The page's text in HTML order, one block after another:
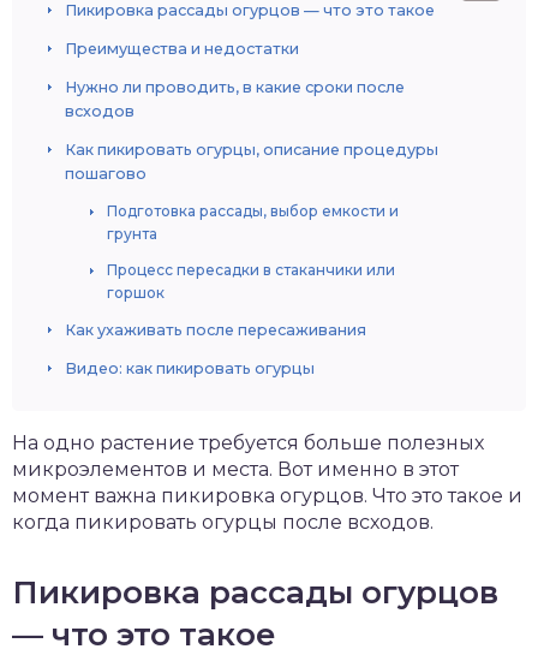
Пикировка рассады огурцов — что это такое
Преимущества и недостатки
Нужно ли проводить, в какие сроки после
всходов
Как пикировать огурцы, описание процедуры
пошагово
Подготовка рассады, выбор емкости и
грунта
Процесс пересадки в стаканчики или
горшок
Как ухаживать после пересаживания
Видео: как пикировать огурцы
На одно растение требуется больше полезных
микроэлементов и места. Вот именно в этот
момент важна пикировка огурцов. Что это такое и
когда пикировать огурцы после всходов.
Пикировка рассады огурцов
— что это такое